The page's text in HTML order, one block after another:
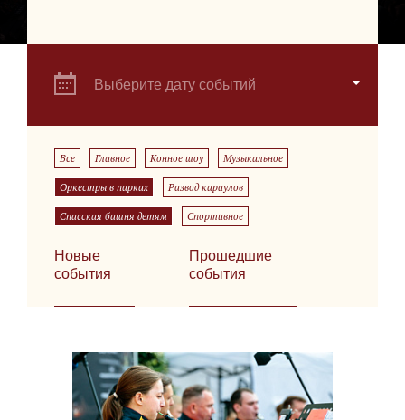
Выберите дату событий
Все Главное Конное шоу Музыкальное
Оркестры в парках Развод караулов
Спасская башня детям Спортивное
Новые
события
Прошедшие
события